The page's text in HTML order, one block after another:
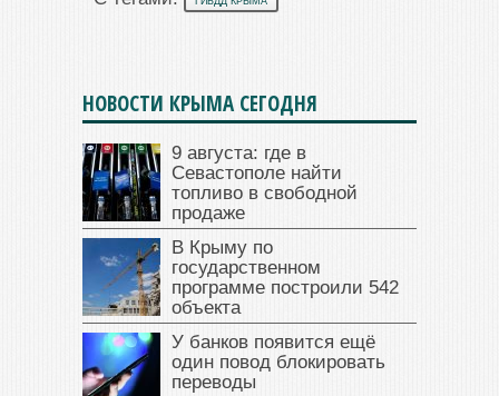
НОВОСТИ КРЫМА СЕГОДНЯ
9 августа: где в
Севастополе найти
топливо в свободной
продаже
В Крыму по
государственном
программе построили 542
объекта
У банков появится ещё
один повод блокировать
переводы